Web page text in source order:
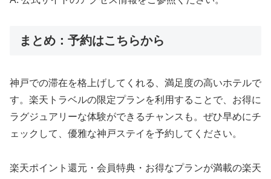
まとめ：予約はこちらから
神戸での滞在を格上げしてくれる、満足度の高いホテルで
す。楽天トラベルの限定プランを利用することで、お得に
ラグジュアリーな体験ができるチャンスも。ぜひ早めにチ
ェックして、優雅な神戸ステイを予約してください。
楽天ポイント還元・会員特典・お得なプランが満載の楽天